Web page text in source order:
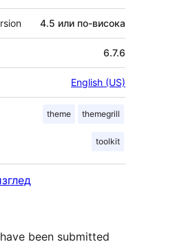
4.5 или по-висока
6.7.6
English (US)
theme themegrill
toolkit
been submitted